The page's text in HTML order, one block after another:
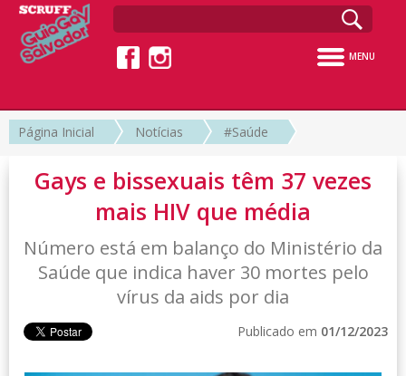
MENU
Página Inicial Notícias #Saúde
Gays e bissexuais têm 37 vezes
mais HIV que média
Número está em balanço do Ministério da
Saúde que indica haver 30 mortes pelo
vírus da aids por dia
Publicado em 01/12/2023